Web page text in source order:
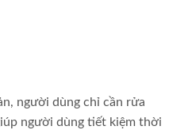
người dùng chỉ cần rửa
người dùng tiết kiệm thời